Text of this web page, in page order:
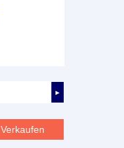
►
Verkaufen